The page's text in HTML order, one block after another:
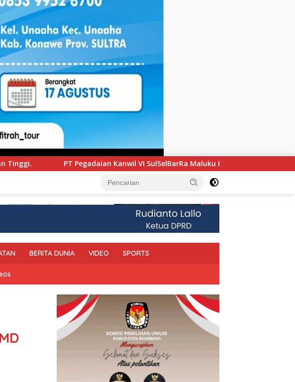
VI SulSelBarRa Maluku Luncurkan Program PANDE EMAS untuk Perkuat
BERITA DUNIA VIDEO SPORTS